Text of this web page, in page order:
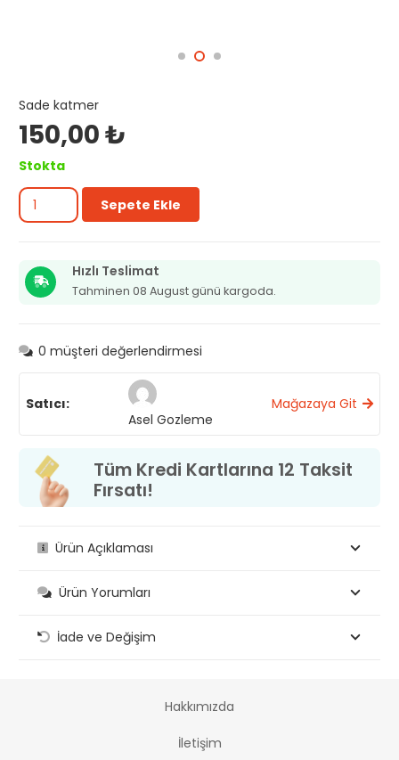
Sade katmer
150,00₺
Stokta
Sade
katmer
Sepete Ekle
Hızlı Teslimat
Tahminen 08 August günü kargoda.
0 müşteri değerlendirmesi
Satıcı:
Asel Gozleme
Mağazaya Git
Tüm Kredi Kartlarına 12 Taksit
Fırsatı!
Ürün Açıklaması
Ürün Yorumları
İade ve Değişim
Hakkımızda
İletişim